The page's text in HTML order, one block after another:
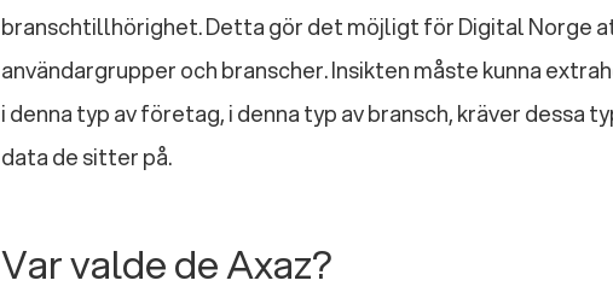
branschtillhörighet. Detta gör det möjligt för Digital Norge
användargrupper och branscher. Insikten måste kunna
i denna typ av företag, i denna typ av bransch, kräver dessa
data de sitter på.
Var valde de Axaz?